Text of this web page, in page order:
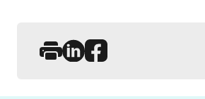
Dela sidan på LinkedIn
Dela sidan på